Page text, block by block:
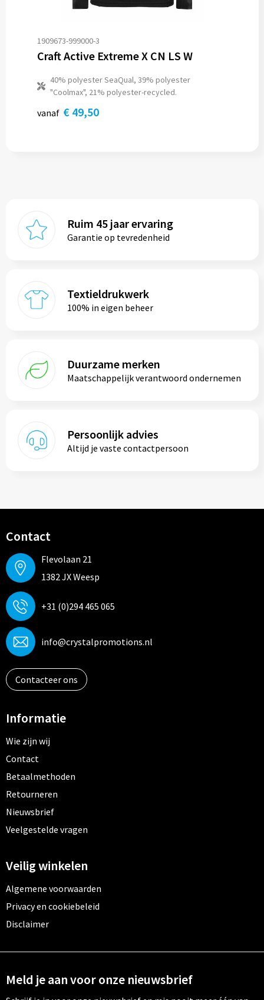
1909673-999000-3
Craft Active Extreme X CN LS W
40% polyester SeaQual, 39% polyester
"Coolmax", 21% polyester-recycled.
vanaf € 49,50
Ruim 45 jaar ervaring
Garantie op tevredenheid
Textieldrukwerk
100% in eigen beheer
Duurzame merken
Maatschappelijk verantwoord ondernemen
Persoonlijk advies
Altijd je vaste contactpersoon
Contact
Flevolaan 21
1382 JX Weesp
+31 (0)294 465 065
info@crystalpromotions.nl
Contacteer ons
Informatie
Wie zijn wij
Contact
Betaalmethoden
Retourneren
Nieuwsbrief
Veelgestelde vragen
Veilig winkelen
Algemene voorwaarden
Privacy en cookiebeleid
Disclaimer
Meld je aan voor onze nieuwsbrief